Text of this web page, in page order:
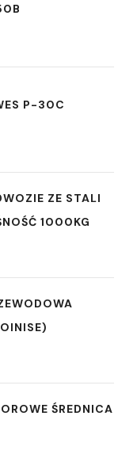
P-30C
ZE STALI
1000KG
ŚREDNICA